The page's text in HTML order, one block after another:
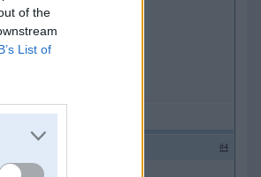
of the
List of
#4